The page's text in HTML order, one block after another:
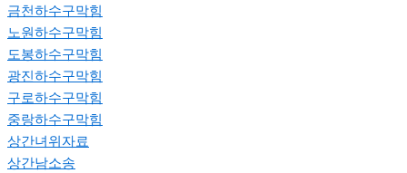
금천하수구막힘
노원하수구막힘
도봉하수구막힘
광진하수구막힘
구로하수구막힘
중랑하수구막힘
상간녀위자료
상간남소송